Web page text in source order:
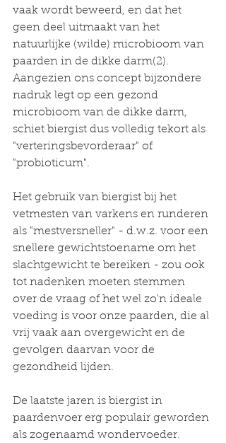
vaak wordt beweerd, en dat het
geen deel uitmaakt van het
natuurlijke (wilde) microbioom van
paarden in de dikke darm(2).
Aangezien ons concept bijzondere
nadruk legt op een gezond
microbioom van de dikke darm,
schiet biergist dus volledig tekort als
"verteringsbevorderaar" of
"probioticum".
Het gebruik van biergist bij het
vetmesten van varkens en runderen
als "mestversneller" - d.w.z. voor een
snellere gewichtstoename om het
slachtgewicht te bereiken - zou ook
tot nadenken moeten stemmen
over de vraag of het wel zo'n ideale
voeding is voor onze paarden, die al
vrij vaak aan overgewicht en de
gevolgen daarvan voor de
gezondheid lijden.
De laatste jaren is biergist in
paardenvoer erg populair geworden
als zogenaamd wondervoeder.